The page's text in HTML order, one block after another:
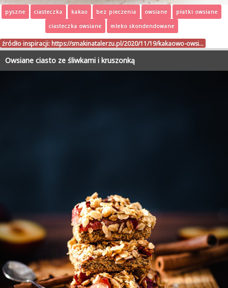
pyszne ciasteczka kakao bez pieczenia owsiane
płatki owsiane
ciasteczka owsiane
mleko skondendowane
źródło inspiracji: https://smakinatalerzu.pl/2020/11/19/kakaowo-owsi…
Owsiane ciasto ze śliwkami i kruszonką